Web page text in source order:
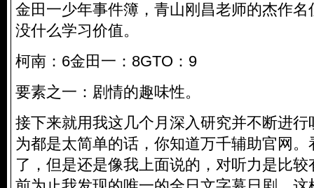
金田一少年事件簿，青山刚昌老师的杰作
没什么学习价值。
柯南：6金田一：8GTO：9
要素之一：剧情的趣味性。
接下来就用我这几个月深入研究并不断进
为都是太简单的话，你知道万千辅助官网
了，但是还是像我上面说的，对听力是比